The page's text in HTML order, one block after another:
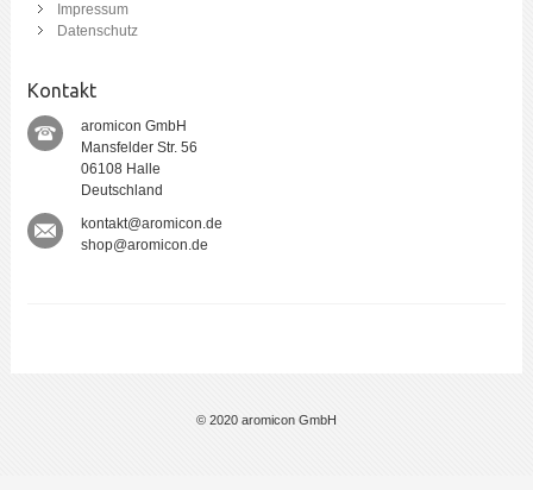
Impressum
Datenschutz
Kontakt
aromicon GmbH
Mansfelder Str. 56
06108 Halle
Deutschland
kontakt@aromicon.de
shop@aromicon.de
© 2020 aromicon GmbH